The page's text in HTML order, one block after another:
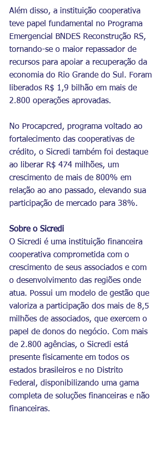
Além disso, a instituição cooperativa
teve papel fundamental no Programa
Emergencial BNDES Reconstrução RS,
tornando-se o maior repassador de
recursos para apoiar a recuperação da
economia do Rio Grande do Sul. Foram
liberados R$ 1,9 bilhão em mais de
2.800 operações aprovadas.
No Procapcred, programa voltado ao
fortalecimento das cooperativas de
crédito, o Sicredi também foi destaque
ao liberar R$ 474 milhões, um
crescimento de mais de 800% em
relação ao ano passado, elevando sua
participação de mercado para 38%.
Sobre o Sicredi
O Sicredi é uma instituição financeira
cooperativa comprometida com o
crescimento de seus associados e com
o desenvolvimento das regiões onde
atua. Possui um modelo de gestão que
valoriza a participação dos mais de 8,5
milhões de associados, que exercem o
papel de donos do negócio. Com mais
de 2.800 agências, o Sicredi está
presente fisicamente em todos os
estados brasileiros e no Distrito
Federal, disponibilizando uma gama
completa de soluções financeiras e não
financeiras.